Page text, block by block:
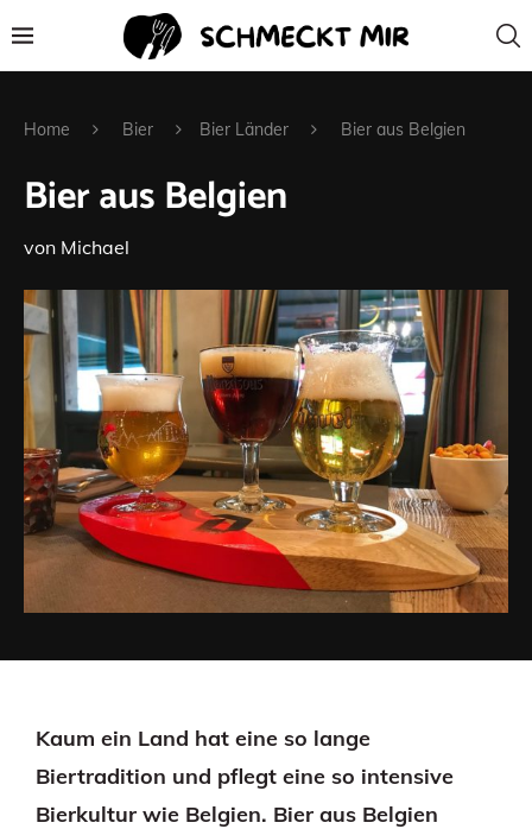
Home Bier Bier Länder Bier aus Belgien
Bier aus Belgien
von Michael
Kaum ein Land hat eine so lange
Biertradition und pflegt eine so intensive
Bierkultur wie Belgien. Bier aus Belgien